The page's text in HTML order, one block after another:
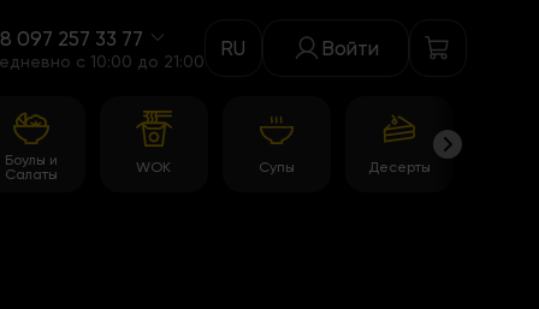
097 257 33 77
c 10:00 до 21:00
RU Войти
Боулы и
Салаты
WOK Супы Десерты